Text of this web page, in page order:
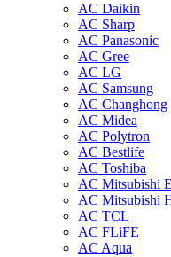
AC Daikin
AC Sharp
AC Panasonic
AC Gree
AC LG
AC Samsung
AC Changhong
AC Midea
AC Polytron
AC Bestlife
AC Toshiba
AC Mitsubishi
AC Mitsubishi
AC TCL
AC FLiFE
AC Aqua